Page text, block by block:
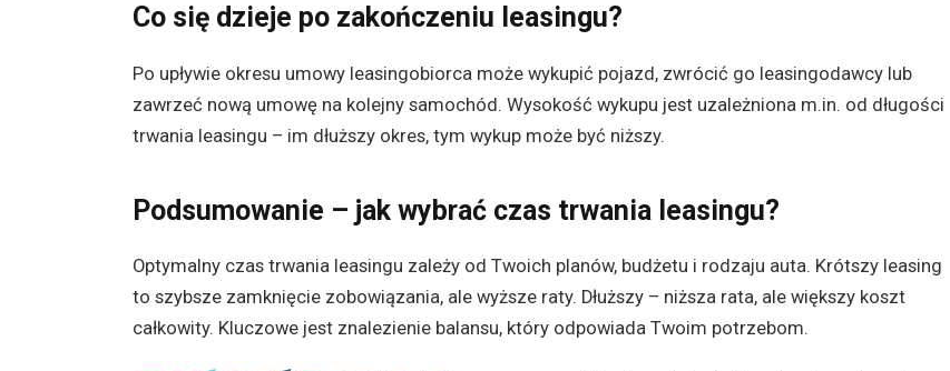
Co się dzieje po zakończeniu leasingu?
Po upływie okresu umowy leasingobiorca może wykupić pojazd, zwrócić go leasingodawcy lub
zawrzeć nową umowę na kolejny samochód. Wysokość wykupu jest uzależniona m.in. od długości
trwania leasingu – im dłuższy okres, tym wykup może być niższy.
Podsumowanie – jak wybrać czas trwania leasingu?
Optymalny czas trwania leasingu zależy od Twoich planów, budżetu i rodzaju auta. Krótszy leasing
to szybsze zamknięcie zobowiązania, ale wyższe raty. Dłuższy – niższa rata, ale większy koszt
całkowity. Kluczowe jest znalezienie balansu, który odpowiada Twoim potrzebom.